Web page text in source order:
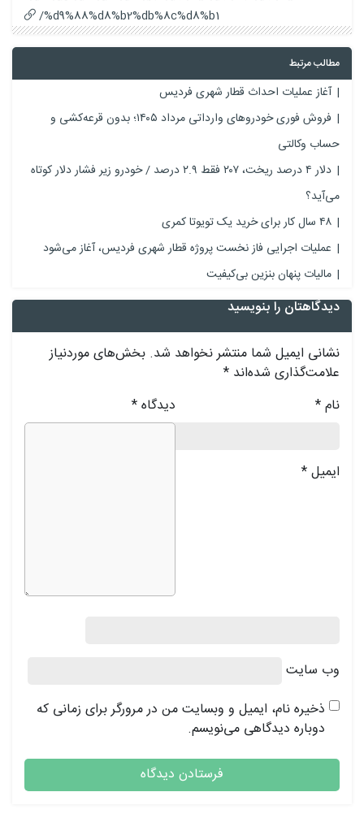
%d9%88%d8%b2%db%8c%d8%b1/
مطالب مرتبط
آغاز عملیات احداث قطار شهری فردیس
فروش فوری خودروهای وارداتی مرداد ۱۴۰۵؛ بدون قرعه‌کشی و
حساب وکالتی
دلار ۴ درصد ریخت، ۲۰۷ فقط ۲.۹ درصد / خودرو زیر فشار دلار کوتاه
می‌آید؟
۴۸ سال کار برای خرید یک تویوتا کمری
عملیات اجرایی فاز نخست پروژه قطار شهری فردیس، آغاز می‌شود
مالیات پنهان بنزین بی‌کیفیت
دیدگاهتان را بنویسید
نشانی ایمیل شما منتشر نخواهد شد.بخش‌های موردنیاز
علامت‌گذاری شده‌اند*
دیدگاه* نام*
ایمیل*
وب‌ سایت
ذخیره نام، ایمیل و وبسایت من در مرورگر برای زمانی که
دوباره دیدگاهی می‌نویسم.